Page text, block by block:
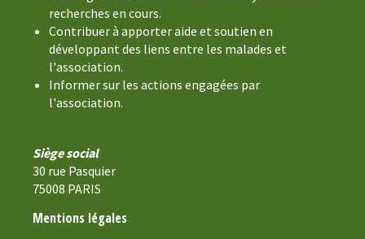
recherches en cours.
Contribuer à apporter aide et soutien en
développant des liens entre les malades et
l'association.
Informer sur les actions engagées par
l'association.
Siège social
30 rue Pasquier
75008 PARIS
Mentions légales